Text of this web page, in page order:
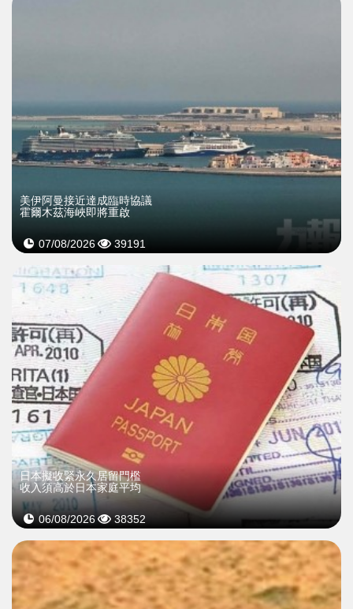
美伊阿曼接近達成臨時協議
霍爾木茲海峽即將重啟
07/08/2026 39191
日本擬收緊永久居留門檻
收入須高於日本家庭平均
06/08/2026 38352